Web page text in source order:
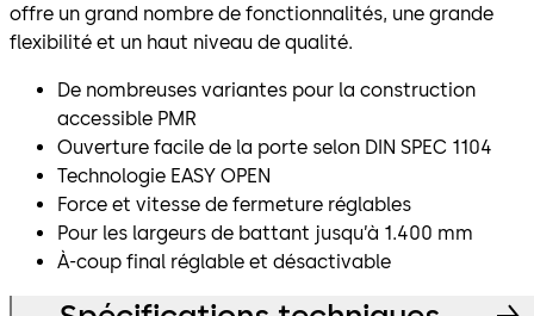
offre un grand nombre de fonctionnalités, une grande
flexibilité et un haut niveau de qualité.
De nombreuses variantes pour la construction
accessible PMR
Ouverture facile de la porte selon DIN SPEC 1104
Technologie EASY OPEN
Force et vitesse de fermeture réglables
Pour les largeurs de battant jusqu’à 1.400 mm
À-coup final réglable et désactivable